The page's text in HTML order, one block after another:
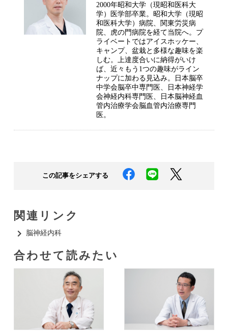
2000年昭和大学（現昭和医科大
学）医学部卒業。昭和大学（現昭
和医科大学）病院、関東労災病
院、虎の門病院を経て当院へ。プ
ライベートではアイスホッケー、
キャンプ、盆栽と多様な趣味を楽
しむ。上達度合いに納得がいけ
ば、近々もう1つの趣味がライン
ナップに加わる見込み。日本脳卒
中学会脳卒中専門医、日本神経学
会神経内科専門医、日本脳神経血
管内治療学会脳血管内治療専門
医。
この記事をシェアする
関連リンク
脳神経内科​
合わせて読みたい​